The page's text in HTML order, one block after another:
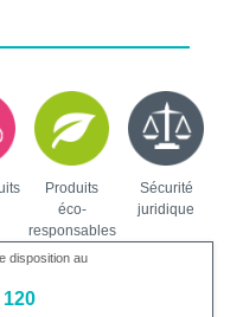
Produits
éco-
responsables
Sécurité
juridique
disposition au
120